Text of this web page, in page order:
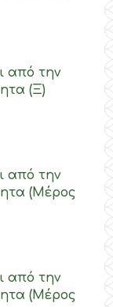
από την
(Ξ)
από την
(Μέρος
από την
(Μέρος